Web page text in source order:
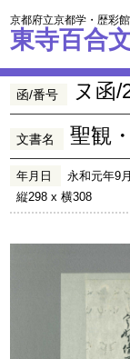
京都府立京都学・歴彩館
東寺百合
函/番号 ヌ函/
文書名 聖観
年月日 永和元年9
縦298 x 横308